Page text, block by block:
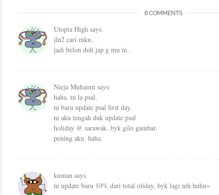
6 COMMENTS
Utopia High says:
jln2 cari mkn..
jadi belon doh jap g mu ni..
Nieja Muhaimi says:
haha. tu la psal.
ni baru update psal first day.
ni aku tengah duk update psal
holiday @ sarawak. byk gilo gambar.
pening aku. haha.
kuman says:
ni update baru 10% dari total oliday, byk lagi nih huhu~